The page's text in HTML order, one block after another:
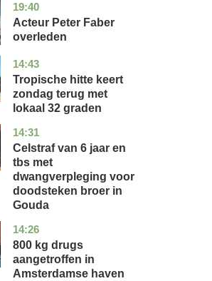
19:40
noord-
holland
glossy
Acteur Peter Faber
overleden
14:43
utrecht
nieuws
Tropische hitte keert
zondag terug met
lokaal 32 graden
14:31
zuid-
holland
nieuws
Celstraf van 6 jaar en
tbs met
dwangverpleging voor
doodsteken broer in
Gouda
14:26
noord-
holland
nieuws
800 kg drugs
aangetroffen in
Amsterdamse haven